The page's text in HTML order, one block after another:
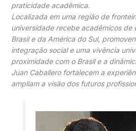
praticidade acadêmica.
Localizada em uma região de
universidade recebe acadêmicos de
Brasil e da América do Sul,
integração social e uma vivência
proximidade com o Brasil e a
Juan Caballero fortalecem a
ampliam a visão dos futuros